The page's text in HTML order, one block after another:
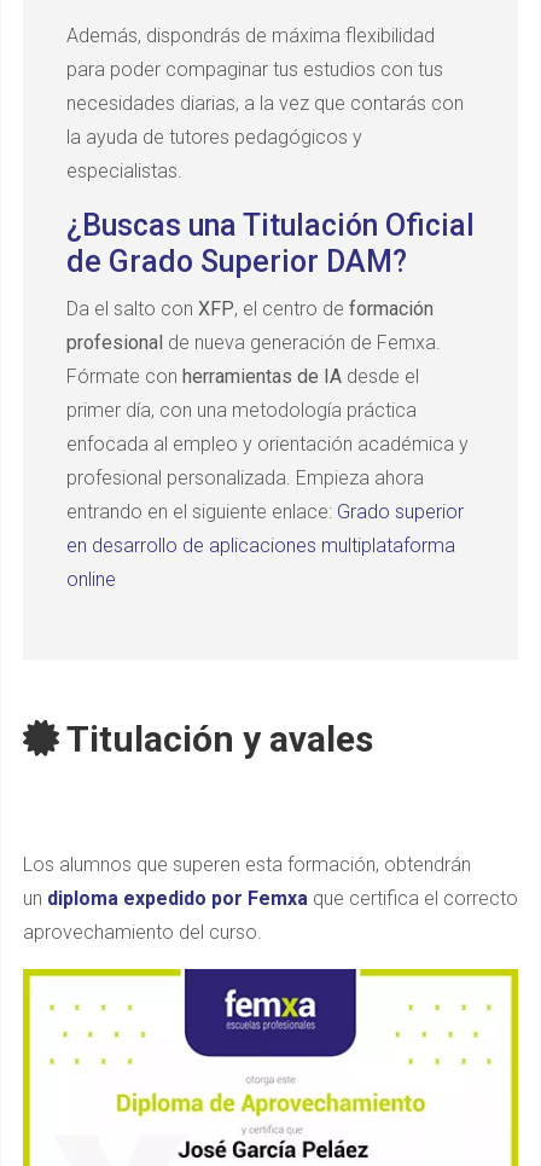
Además, dispondrás de máxima flexibilidad
para poder compaginar tus estudios con tus
necesidades diarias, a la vez que contarás con
la ayuda de tutores pedagógicos y
especialistas.
¿Buscas una Titulación Oficial
de Grado Superior DAM?
Da el salto con XFP, el centro de formación
profesional de nueva generación de Femxa.
Fórmate con herramientas de IA desde el
primer día, con una metodología práctica
enfocada al empleo y orientación académica y
profesional personalizada. Empieza ahora
entrando en el siguiente enlace: Grado superior
en desarrollo de aplicaciones multiplataforma
online
Titulación y avales
Los alumnos que superen esta formación, obtendrán
un diploma expedido por Femxa que certifica el correcto
aprovechamiento del curso.